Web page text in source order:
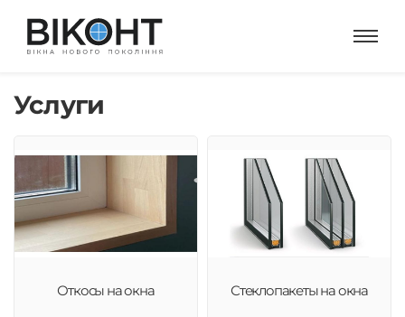
Услуги
Откосы на окна Стеклопакеты на окна